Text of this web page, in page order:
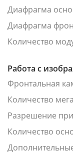
Диафрагма
Диафрагма
Количество
Работа с
Фронтальная
Количество
Разрешение
Количество